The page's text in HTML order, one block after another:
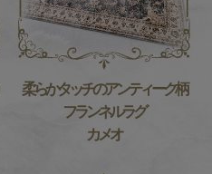
柔らかタッチのアンティーク柄
フランネルラグ
カメオ